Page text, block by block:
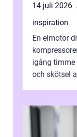
14 juli 2026
inspiration
En elmotor
igång
och skötsel